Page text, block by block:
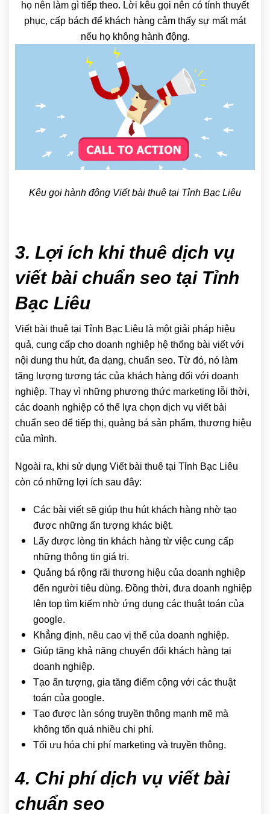
họ nên làm gì tiếp theo. Lời kêu gọi nên có tính thuyết
phục, cấp bách để khách hàng cảm thấy sự mất mát
nếu họ không hành động.
Kêu gọi hành động Viết bài thuê tại Tỉnh Bạc Liêu
3. Lợi ích khi thuê dịch vụ
viết bài chuẩn seo tại Tỉnh
Bạc Liêu
Viết bài thuê tại Tỉnh Bạc Liêu là một giải pháp hiệu
quả, cung cấp cho doanh nghiệp hệ thống bài viết với
nội dung thu hút, đa dạng, chuẩn seo. Từ đó, nó làm
tăng lượng tương tác của khách hàng đối với doanh
nghiệp. Thay vì những phương thức marketing lỗi thời,
các doanh nghiệp có thể lựa chọn dịch vụ viết bài
chuẩn seo để tiếp thị, quảng bá sản phẩm, thương hiệu
của mình.
Ngoài ra, khi sử dụng Viết bài thuê tại Tỉnh Bạc Liêu
còn có những lợi ích sau đây:
Các bài viết sẽ giúp thu hút khách hàng nhờ tạo
được những ấn tượng khác biệt.
Lấy được lòng tin khách hàng từ việc cung cấp
những thông tin giá trị.
Quảng bá rộng rãi thương hiệu của doanh nghiệp
đến người tiêu dùng. Đồng thời, đưa doanh nghiệp
lên top tìm kiếm nhờ ứng dụng các thuật toán của
google.
Khẳng định, nêu cao vị thế của doanh nghiệp.
Giúp tăng khả năng chuyển đổi khách hàng tại
doanh nghiệp.
Tạo ấn tượng, gia tăng điểm cộng với các thuật
toán của google.
Tạo được làn sóng truyền thông mạnh mẽ mà
không tốn quá nhiều chi phí.
Tối ưu hóa chi phí marketing và truyền thông.
4. Chi phí dịch vụ viết bài
chuẩn seo